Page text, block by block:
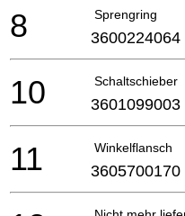
Sprengring
8 3600224064
Schaltschieber
10 3601099003
Winkelflansch
11 3605700170